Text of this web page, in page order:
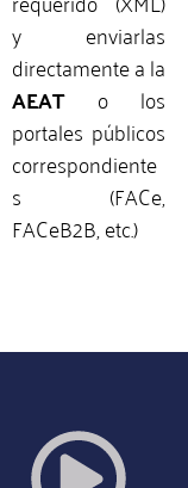
y enviarlas
directamente a la
AEATo los
portales públicos
correspondiente
s (FACe,
FACeB2B, etc.)